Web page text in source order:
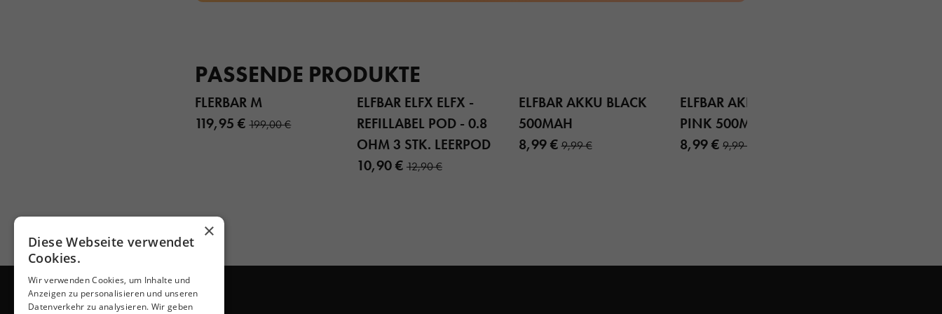
PASSENDE PRODUKTE
FLERBAR M
119,95 €199,00 €
ELFBAR ELFX ELFX -
REFILLABEL POD - 0.8
OHM 3 STK. LEERPOD
10,90 € 12,90 €
ELFBAR AKKU BLACK
500MAH
8,99 €9,99 €
ELFBAR AKKU AURORA
PINK 500MAH
8,99 €9,99 €
×
Diese Webseite verwendet
Cookies.
Wir verwenden Cookies, um Inhalte und
Anzeigen zu personalisieren und unseren
Datenverkehr zu analysieren. Wir geben